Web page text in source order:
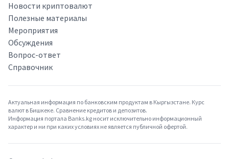
Новости криптовалют
Полезные материалы
Мероприятия
Обсуждения
Вопрос-ответ
Справочник
Актуальная информация по банковским продуктам в Кыргызстане. Курс
валют в Бишкеке. Сравнение кредитов и депозитов.
Информация портала Banks.kg носит исключительно информационный
характер и ни при каких условиях не является публичной офертой.